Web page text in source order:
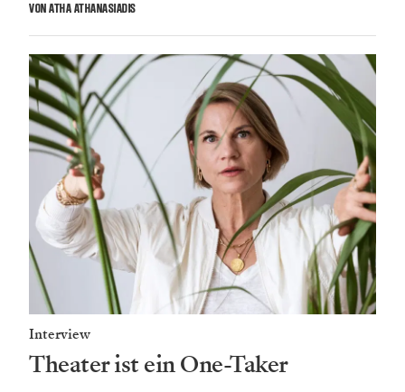
VON ATHA ATHANASIADIS
Interview
Theater ist ein One-Taker